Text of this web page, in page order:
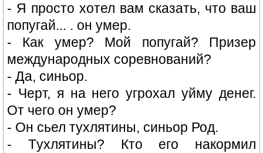
- Я просто хотел вам сказать, что ваш
попугай... . он умер.
- Как умер? Мой попугай? Призер
международных соревнований?
- Да, синьор.
- Черт, я на него угрохал уйму денег.
От чего он умер?
- Он сьел тухлятины, синьор Род.
- Tухлятины? Кто его накормил